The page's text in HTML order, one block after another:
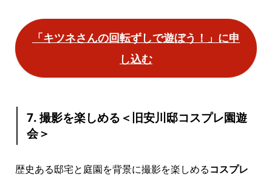
「キツネさんの回転ずしで遊ぼう！」に申
し込む
7. 撮影を楽しめる＜旧安川邸コスプレ園遊
会＞
歴史ある邸宅と庭園を背景に撮影を楽しめるコスプレ